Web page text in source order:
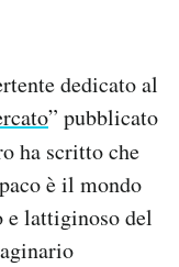
dedicato al
” pubblicato
ha scritto che
è il mondo
e lattiginoso del